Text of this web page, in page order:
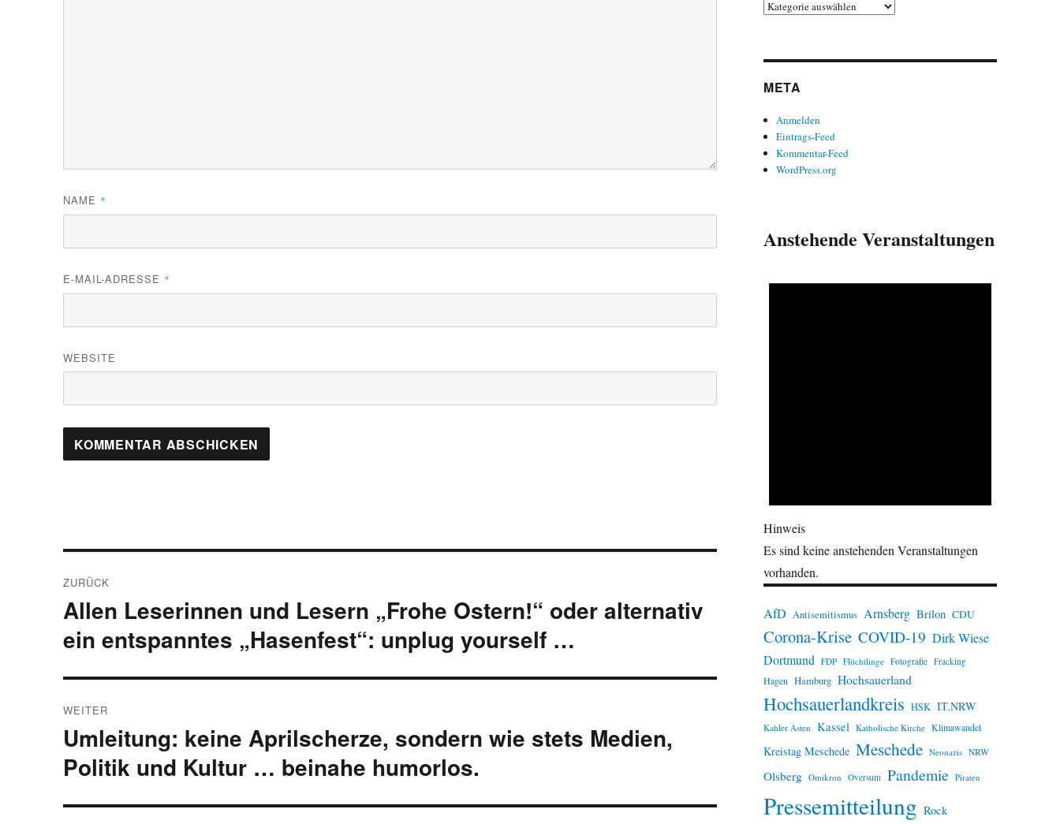
NAME *
E-MAIL-ADRESSE *
WEBSITE
ZURÜCK
Vorheriger
Beitrag:
Allen Leserinnen und Lesern „Frohe Ostern!“ oder alternativ
ein entspanntes „Hasenfest“: unplug yourself …
WEITER
Nächster
Beitrag:
Umleitung: keine Aprilscherze, sondern wie stets Medien,
Politik und Kultur … beinahe humorlos.
META
Anmelden
Eintrags-Feed
Kommentar-Feed
WordPress.org
Anstehende Veranstaltungen
Hinweis
Es sind keine anstehenden Veranstaltungen
vorhanden.
AfD Antisemitismus Arnsberg Brilon CDU
Corona-Krise COVID-19 Dirk Wiese
Dortmund FDP Flüchtlinge Fotografie Fracking
Hagen Hamburg Hochsauerland
Hochsauerlandkreis HSK IT.NRW
Kahler Asten Kassel Katholische Kirche Klimawandel
Kreistag Meschede Meschede Neonazis NRW
Olsberg Omikron Oversum Pandemie Piraten
Pressemitteilung Rock